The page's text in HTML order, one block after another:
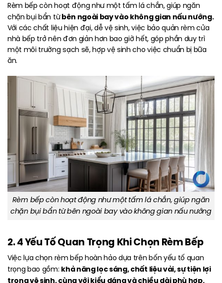
Rèm bếp còn hoạt động như một tấm lá chắn, giúp ngăn
chặn bụi bẩn từbên ngoài bay vào không gian nấu nướng.
Với các chất liệu hiện đại, dễ vệ sinh, việc bảo quản rèm cửa
nhà bếp trở nên đơn giản hơn bao giờ hết, góp phần duy trì
một môi trường sạch sẽ, hợp vệ sinh cho việc chuẩn bị bữa
ăn.
Rèm bếp còn hoạt động như một tấm lá chắn, giúp ngăn
chặn bụi bẩn từ bên ngoài bay vào không gian nấu nướng
2. 4 Yếu Tố Quan Trọng Khi Chọn Rèm Bếp
Việc lựa chọn rèm bếp hoàn hảo dựa trên bốn yếu tố quan
trọng bao gồm: khả năng lọc sáng, chất liệu vải, sự tiện lợi
trong vệ sinh, cùng với kiểu dáng và chiều dài phù hợp.